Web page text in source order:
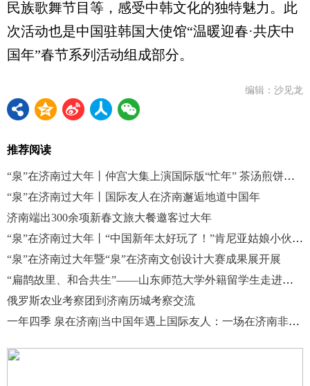
民族歌舞节目等，感受中韩文化的独特魅力。此
次活动也是中国驻韩国大使馆“温暖迎春·共庆中
国年”春节系列活动组成部分。
编辑：沙见龙
推荐阅读
“泉”在济南过大年丨仲宫大集上演国际版“忙年” 茶汤煎饼里品中国年味
“泉”在济南过大年丨国际友人在济南邂逅地道中国年
济南端出300余项新春文旅大餐邀客过大年
“泉”在济南过大年丨“中国新年太好玩了！”肯尼亚姑娘小伙的春节“初体验”
“泉”在济南过大年暨“泉”在济南文创设计大赛成果展开展
“扁鹊故里、和合共生”——山东师范大学外籍留学生走进新中鲁体验中医药文化
俄罗斯农业考察团到济南历城考察交流
一年四季 泉在济南|当中国年遇上国际友人：一场在济南非遗里的新春“寻宝”之旅